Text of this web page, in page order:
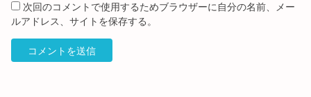
次回のコメントで使用するためブラウザーに自分の名前、メー
ルアドレス、サイトを保存する。